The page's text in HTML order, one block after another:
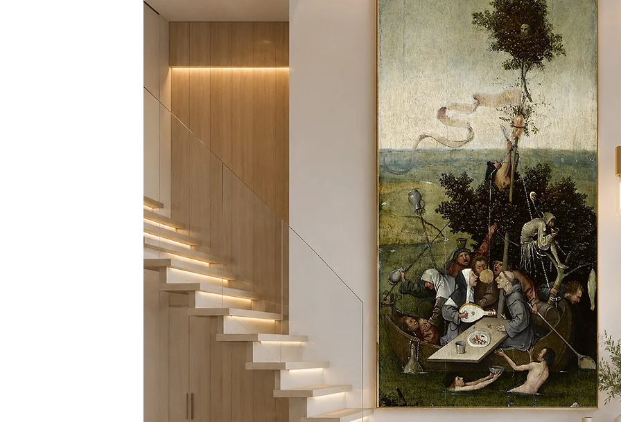
Os valores sofrem alterações devido ao material e tamanho